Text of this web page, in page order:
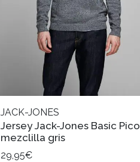
JACK-JONES
Jersey Jack-Jones Basic Pico
mezclilla gris
29,95€